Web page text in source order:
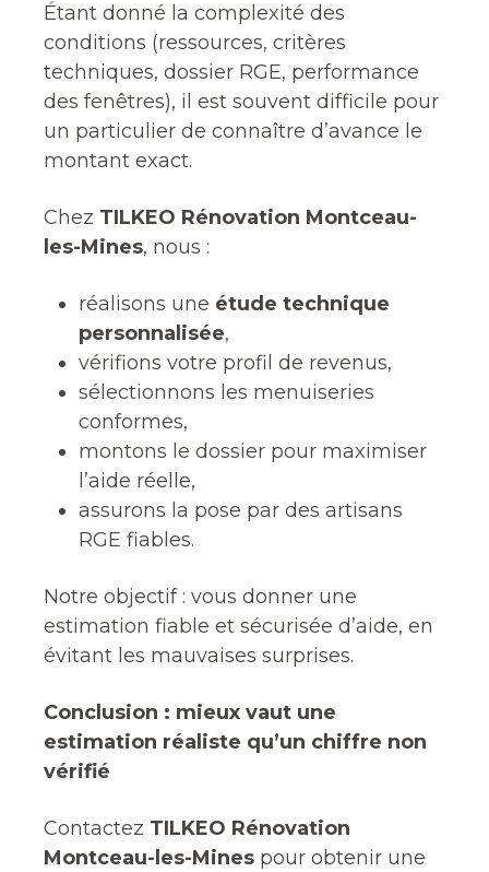
Étant donné la complexité des
conditions (ressources, critères
techniques, dossier RGE, performance
des fenêtres), il est souvent difficile pour
un particulier de connaître d’avance le
montant exact.
Chez TILKEO Rénovation Montceau-
les-Mines, nous :
réalisons une étude technique
personnalisée,
vérifions votre profil de revenus,
sélectionnons les menuiseries
conformes,
montons le dossier pour maximiser
l’aide réelle,
assurons la pose par des artisans
RGE fiables.
Notre objectif : vous donner une
estimation fiable et sécurisée d’aide, en
évitant les mauvaises surprises.
Conclusion : mieux vaut une
estimation réaliste qu’un chiffre non
vérifié
Contactez TILKEO Rénovation
Montceau-les-Mines pour obtenir une